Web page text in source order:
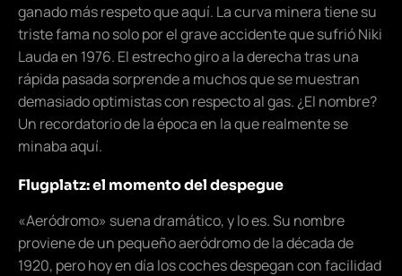
ganado más respeto que aquí. La curva minera tiene su
triste fama no solo por el grave accidente que sufrió Niki
Lauda en 1976. El estrecho giro a la derecha tras una
rápida pasada sorprende a muchos que se muestran
demasiado optimistas con respecto al gas. ¿El nombre?
Un recordatorio de la época en la que realmente se
minaba aquí.
Flugplatz: el momento del despegue
«Aeródromo» suena dramático, y lo es. Su nombre
proviene de un pequeño aeródromo de la década de
1920, pero hoy en día los coches despegan con facilidad